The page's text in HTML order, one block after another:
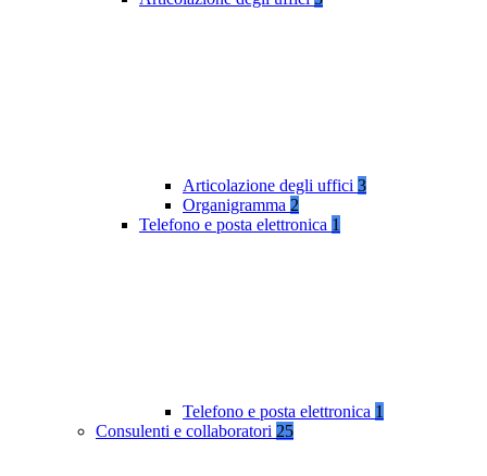
Articolazione degli uffici 3
Organigramma 2
Telefono e posta elettronica 1
Telefono e posta elettronica 1
Consulenti e collaboratori 25